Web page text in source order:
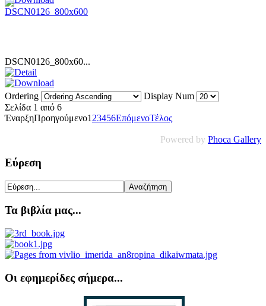
DSCN0126_800x60...
Ordering
Display Num
Σελίδα 1 από 6
ΈναρξηΠροηγούμενο1 23456ΕπόμενοΤέλος
Powered by Phoca Gallery
Εύρεση
Τα βιβλία μας...
Οι εφημερίδες σήμερα...